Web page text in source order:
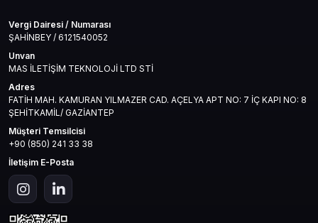
Vergi Dairesi / Numarası
ŞAHİNBEY / 6121540052
Unvan
MAS İLETİŞİM TEKNOLOJİ LTD STİ
Adres
FATİH MAH. KAMURAN YILMAZER CAD. AÇELYA APT NO: 7 İÇ KAPI NO: 8
ŞEHİTKAMİL/ GAZİANTEP
Müşteri Temsilcisi
+90 (850) 241 33 38
İletişim E-Posta